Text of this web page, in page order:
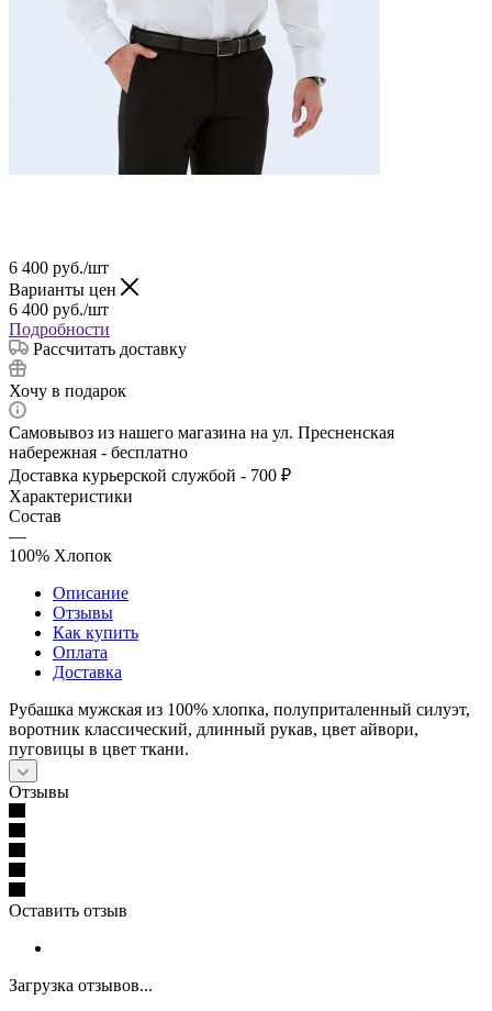
6 400 руб./шт
Варианты цен
6 400 руб./шт
Подробности
Рассчитать доставку
Хочу в подарок
Самовывоз из нашего магазина на ул. Пресненская
набережная - бесплатно
Доставка курьерской службой - 700 ₽
Характеристики
Состав
—
100% Хлопок
Описание
Отзывы
Как купить
Оплата
Доставка
Рубашка мужская из 100% хлопка, полуприталенный силуэт,
воротник классический, длинный рукав, цвет айвори,
пуговицы в цвет ткани.
Отзывы
Оставить отзыв
Загрузка отзывов...